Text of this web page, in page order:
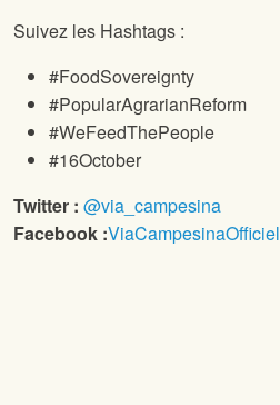
Suivez les Hashtags :
#FoodSovereignty
#PopularAgrarianReform
#WeFeedThePeople
#16October
Twitter : @via_campesina
Facebook :ViaCampesinaOfficiel